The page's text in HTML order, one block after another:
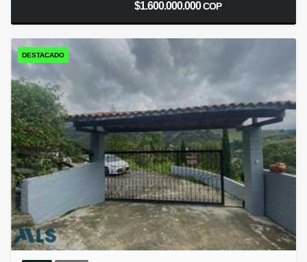
$1.600.000.000COP
DESTACADO